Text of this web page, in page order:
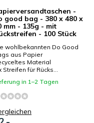
-
good bag - 380 x 480 x
mm - 135g - mit
- 100 Stück
wohlbekannten Do Good
aus Papier
Material
Streifen für Rücks...
in 1–2 Tagen